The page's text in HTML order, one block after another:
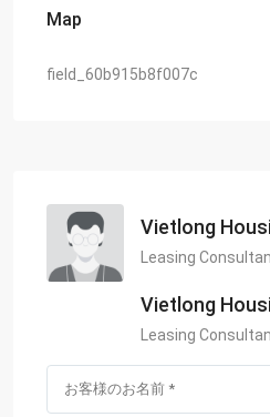
Map
field_60b915b8f007c
Vietlong
Leasing
Vietlong
Leasing